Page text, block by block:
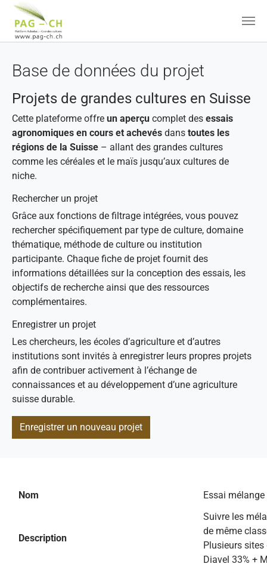
Base de données du projet
Projets de grandes cultures en Suisse
Cette plateforme offre un aperçu complet des essais
agronomiques en cours et achevés dans toutes les
régions de la Suisse – allant des grandes cultures
comme les céréales et le maïs jusqu’aux cultures de
niche.
Rechercher un projet
Grâce aux fonctions de filtrage intégrées, vous pouvez
rechercher spécifiquement par type de culture, domaine
thématique, méthode de culture ou institution
participante. Chaque fiche de projet fournit des
informations détaillées sur la conception des essais, les
objectifs de recherche ainsi que des ressources
complémentaires.
Enregistrer un projet
Les chercheurs, les écoles d’agriculture et d’autres
institutions sont invités à enregistrer leurs propres projets
afin de contribuer activement à l’échange de
connaissances et au développement d’une agriculture
suisse durable.
Enregistrer un nouveau projet
Nom Essai
Description
Suivre les
de même
Plusieurs
Diavel 33% +